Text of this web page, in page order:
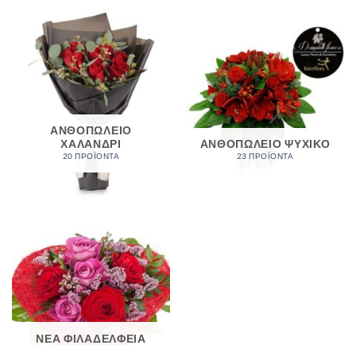
ΑΝΘΟΠΩΛΕΙΟ
ΧΑΛΑΝΔΡΙ
20 ΠΡΟΪΌΝΤΑ
ΑΝΘΟΠΩΛΕΙΟ ΨΥΧΙΚΟ
23 ΠΡΟΪΌΝΤΑ
ΝΕΑ ΦΙΛΑΔΕΛΦΕΙΑ